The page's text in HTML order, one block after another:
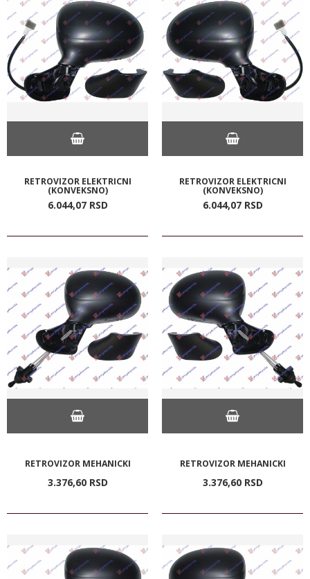
RETROVIZOR ELEKTRICNI
(KONVEKSNO)
6.044,07 RSD
RETROVIZOR ELEKTRICNI
(KONVEKSNO)
6.044,07 RSD
RETROVIZOR MEHANICKI
3.376,60 RSD
RETROVIZOR MEHANICKI
3.376,60 RSD